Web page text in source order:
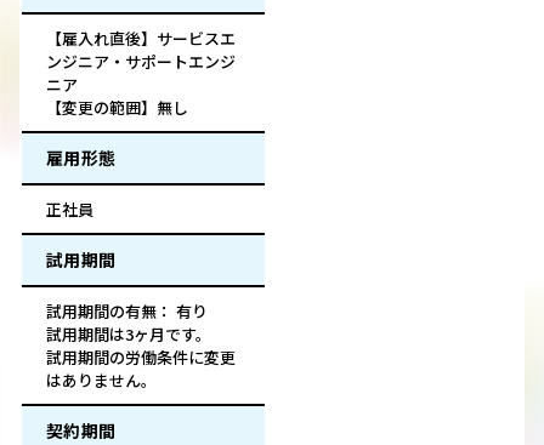
【雇入れ直後】サービスエ
ンジニア・サポートエンジ
ニア
【変更の範囲】無し
雇用形態
正社員
試用期間
試用期間の有無： 有り
試用期間は3ヶ月です。
試用期間の労働条件に変更
はありません。
契約期間